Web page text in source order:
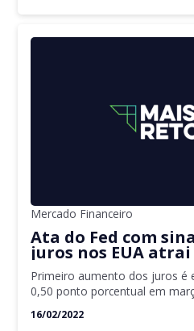
Mercado Financeiro
Ata do Fed com
juros nos EUA
mercado nesta
Primeiro aumento dos juros é
0,50 ponto porcentual em
16/02/2022